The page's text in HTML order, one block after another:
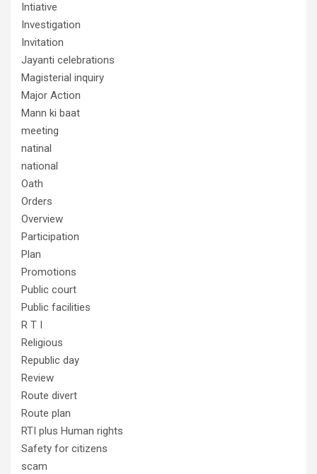
Intiative
Investigation
Invitation
Jayanti celebrations
Magisterial inquiry
Major Action
Mann ki baat
meeting
natinal
national
Oath
Orders
Overview
Participation
Plan
Promotions
Public court
Public facilities
R T I
Religious
Republic day
Review
Route divert
Route plan
RTI plus Human rights
Safety for citizens
scam